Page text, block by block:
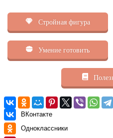
Стройная фигура
Умение готовить
ВКонтакте
Одноклассники